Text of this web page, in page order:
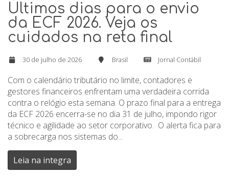
Últimos dias para o envio
da ECF 2026. Veja os
cuidados na reta final
30 de julho de 2026 Brasil Jornal Contábil
Com o calendário tributário no limite, contadores e
gestores financeiros enfrentam uma verdadeira corrida
contra o relógio esta semana. O prazo final para a entrega
da ECF 2026 encerra-se no dia 31 de julho, impondo rigor
técnico e agilidade ao setor corporativo. O alerta fica para
a sobrecarga nos sistemas do...
Leia na integra